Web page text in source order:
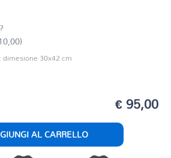
dimesione 30x42 cm
€ 95,00
AL CARRELLO